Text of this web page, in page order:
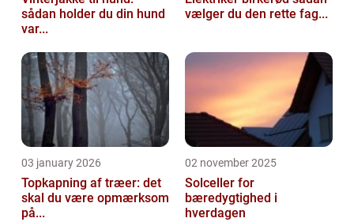
sådan holder du din hund
var...
vælger du den rette fag...
03 january 2026
Topkapning af træer: det
skal du være opmærksom
på...
02 november 2025
Solceller for
bæredygtighed i
hverdagen